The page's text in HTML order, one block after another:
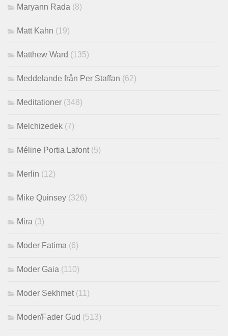
Maryann Rada (8)
Matt Kahn (19)
Matthew Ward (135)
Meddelande från Per Staffan (62)
Meditationer (348)
Melchizedek (7)
Méline Portia Lafont (5)
Merlin (12)
Mike Quinsey (326)
Mira (3)
Moder Fatima (6)
Moder Gaia (110)
Moder Sekhmet (11)
Moder/Fader Gud (513)